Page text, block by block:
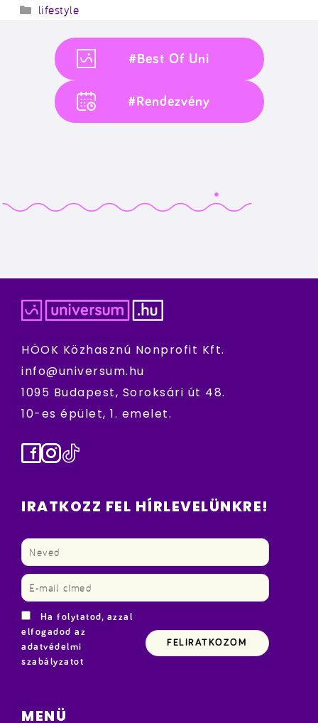
Kategória
lifestyle
#Best Of Uni
#Rendezvény
HÖOK Közhasznú Nonprofit Kft.
info@universum.hu
1095 Budapest, Soroksári út 48.
10-es épület, 1. emelet.
Facebook
Instagram
TikTok
IRATKOZZ FEL HÍRLEVELÜNKRE!
Ha folytatod, azzal
elfogadod az
adatvédelmi
szabályzatot
MENÜ